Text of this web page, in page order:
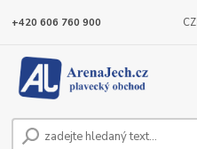
+420 606 760 900